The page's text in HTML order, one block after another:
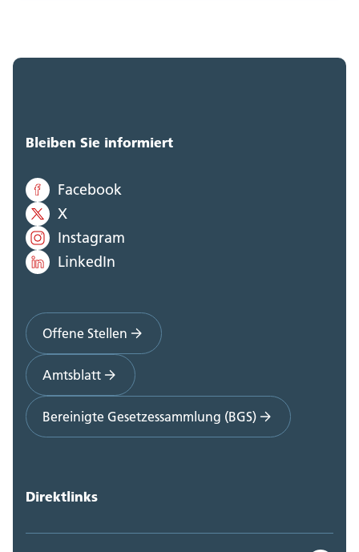
Bleiben Sie informiert
Facebook
X
Instagram
LinkedIn
Offene Stellen
Amtsblatt
Bereinigte Gesetzessammlung (BGS)
Direktlinks